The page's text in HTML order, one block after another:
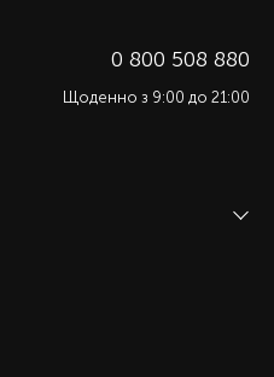
0 800 508 880
Щоденно з 9:00 до 21:00